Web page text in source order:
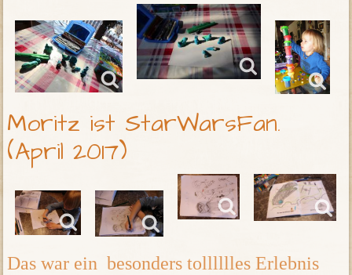
Moritz ist StarWarsFan.
(April 2017)
Das war ein besonders tolllllles Erlebnis